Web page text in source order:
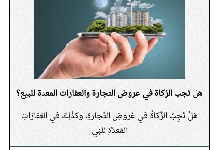
صفة صلاة الاستخارة
كيف تعرف نتيجة الاستخارة؟
حكم الاستخارة لأكثر من أمر في
صلاة واحدة
هل صلاة الاستخارة خاصة بصاحب
صفة دعاء الاستخارة
هل تجب الزكاة في عروض التجارة والعقارات المعدة للبيع؟
هَلْ تَجِبُ الزَّكاةُ في عُروضِ التِّجارةِ، وكذَلِكَ في العَقارَاتِ
المُعدَّةِ للبَي